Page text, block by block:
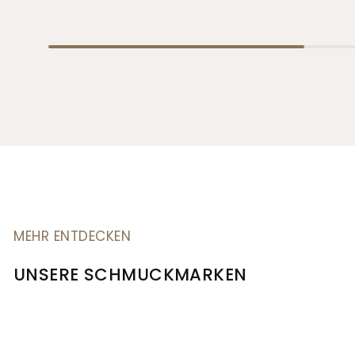
MEHR ENTDECKEN
UNSERE SCHMUCKMARKEN